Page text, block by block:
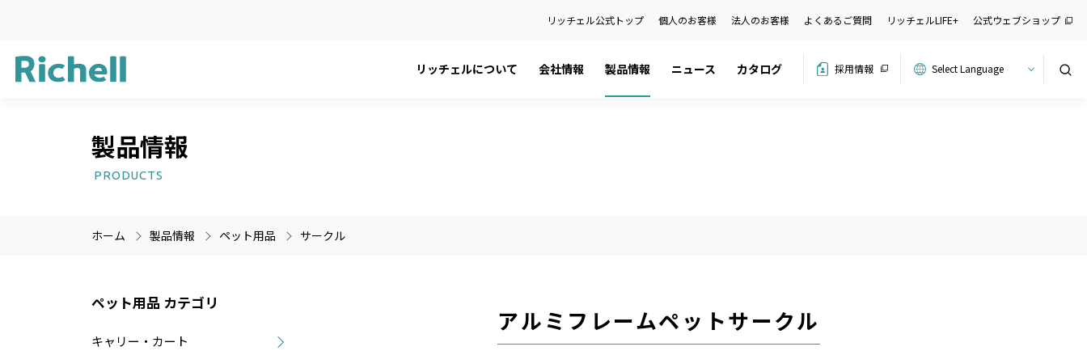
リッチェル公式トップ 個人のお客様 法人のお客様 よくあるご質問 リッチェルLIFE+ 公式ウェブショップ
リッチェルについて 会社情報 製品情報 ニュース カタログ 採用情報
製品情報
PRODUCTS
ホーム 製品情報 ペット用品 サークル
アルミフレームペットサークル
ペット用品 カテゴリ
キャリー・カート